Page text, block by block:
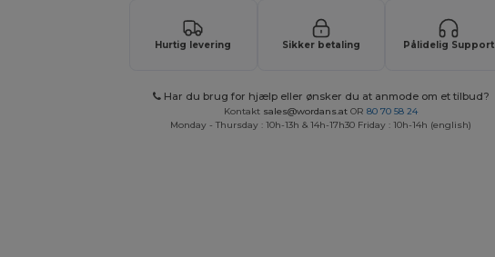
Hurtig levering Sikker betaling Pålidelig Support
Har du brug for hjælp eller ønsker du at anmode om et tilbud?
Kontakt sales@wordans.at OR80 70 58 24
Monday - Thursday : 10h-13h & 14h-17h30 Friday : 10h-14h (english)